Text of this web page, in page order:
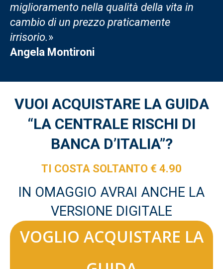
miglioramento nella qualità della vita in
cambio di un prezzo praticamente
irrisorio.»
Angela Montironi
VUOI ACQUISTARE LA GUIDA
“LA CENTRALE RISCHI DI
BANCA D’ITALIA”?
TI COSTA SOLTANTO € 4.90
IN OMAGGIO AVRAI ANCHE LA
VERSIONE DIGITALE
VOGLIO ACQUISTARE LA